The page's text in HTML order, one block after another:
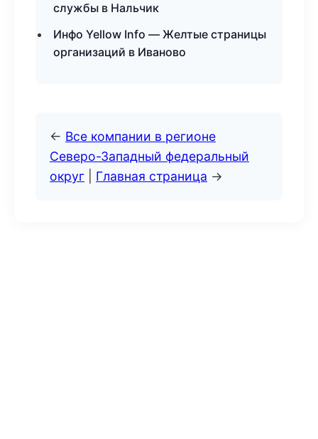
службы в Нальчик
Инфо Yellow Info — Желтые страницы
организаций в Иваново
← Все компании в регионе
Северо-Западный федеральный
округ
Главная страница →